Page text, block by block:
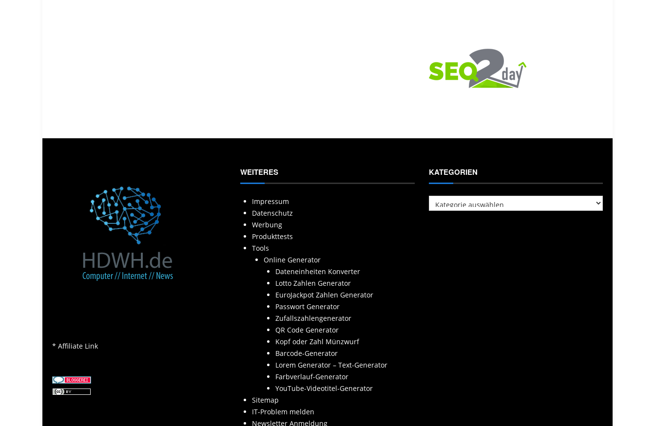
* Affiliate Link
WEITERES
Impressum
Datenschutz
Werbung
Produkttests
Tools
Online Generator
Dateneinheiten Konverter
Lotto Zahlen Generator
EuroJackpot Zahlen Generator
Passwort Generator
Zufallszahlengenerator
QR Code Generator
Kopf oder Zahl Münzwurf
Barcode-Generator
Lorem Generator – Text-Generator
Farbverlauf-Generator
YouTube-Videotitel-Generator
Sitemap
IT-Problem melden
Newsletter Anmeldung
KATEGORIEN
Kategorien